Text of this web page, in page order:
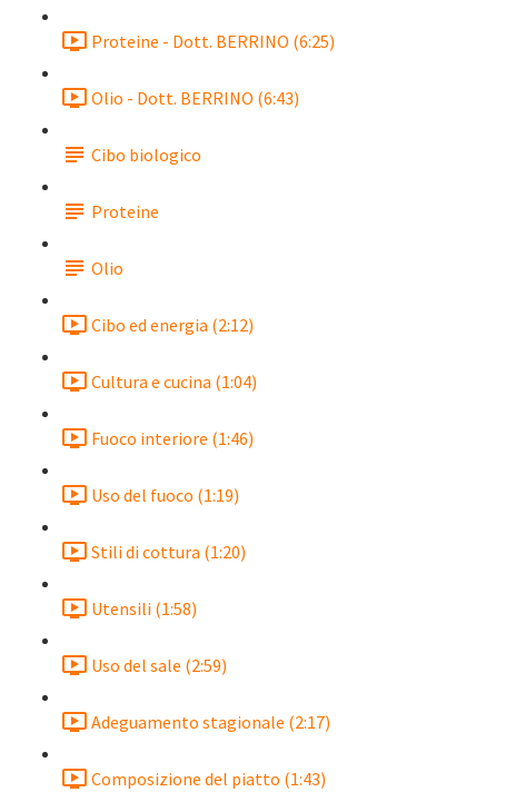
Proteine - Dott. BERRINO (6:25)
Olio - Dott. BERRINO (6:43)
Cibo biologico
Proteine
Olio
Cibo ed energia (2:12)
Cultura e cucina (1:04)
Fuoco interiore (1:46)
Uso del fuoco (1:19)
Stili di cottura (1:20)
Utensili (1:58)
Uso del sale (2:59)
Adeguamento stagionale (2:17)
Composizione del piatto (1:43)